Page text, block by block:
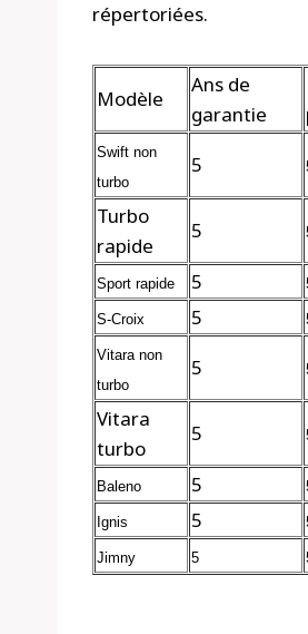
répertoriées.
Modèle
Ans de
garantie
Swift non
turbo
5
Turbo
rapide
5
Sport rapide 5
S-Croix 5
Vitara non
turbo
5
Vitara
turbo
5
Baleno 5
Ignis 5
Jimny 5